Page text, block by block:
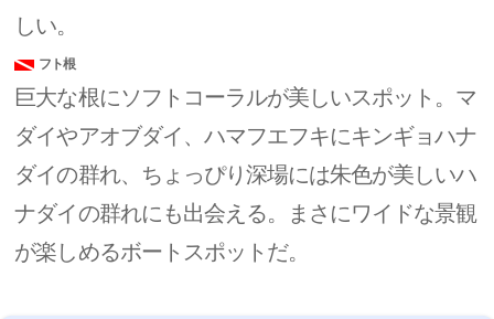
しい。
フト根
巨大な根にソフトコーラルが美しいスポット。マ
ダイやアオブダイ、ハマフエフキにキンギョハナ
ダイの群れ、ちょっぴり深場には朱色が美しいハ
ナダイの群れにも出会える。まさにワイドな景観
が楽しめるボートスポットだ。